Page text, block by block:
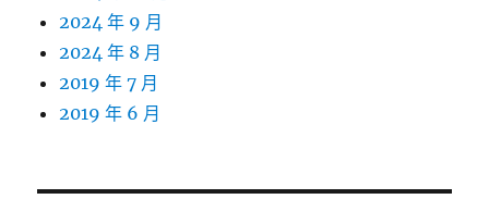
2024 年 9 月
2024 年 8 月
2019 年 7 月
2019 年 6 月